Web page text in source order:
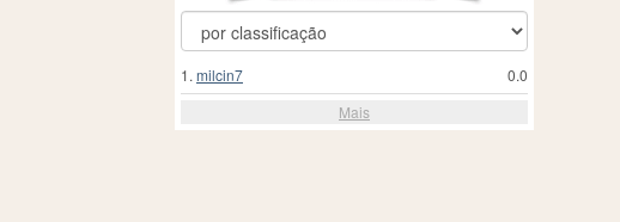
0.0
1. milcin7
Mais